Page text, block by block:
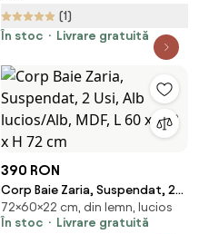
(1)
În stoc
Livrare gratuită
390 RON
Corp Baie Zaria, Suspendat, 2
Usi, Alb lucios/Alb, MDF, L 60 x l
22 x H 72 cm
72×60×22 cm, din lemn, lucios
În stoc
Livrare gratuită